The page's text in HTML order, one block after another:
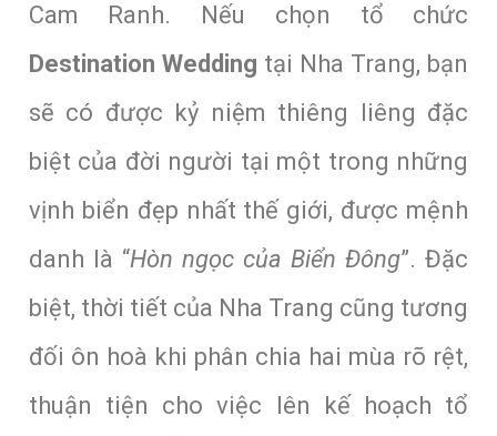
Cam Ranh. Nếu chọn tổ chức
Destination Wedding tại Nha Trang, bạn
sẽ có được kỷ niệm thiêng liêng đặc
biệt của đời người tại một trong những
vịnh biển đẹp nhất thế giới, được mệnh
danh là “Hòn ngọc của Biển Đông”. Đặc
biệt, thời tiết của Nha Trang cũng tương
đối ôn hoà khi phân chia hai mùa rõ rệt,
thuận tiện cho việc lên kế hoạch tổ